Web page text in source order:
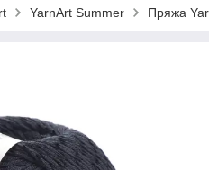
YarnArt Summer Пряжа